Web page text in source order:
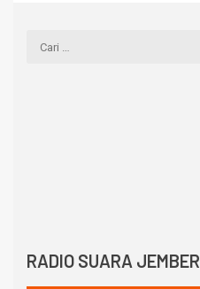
RADIO SUARA JEMBER